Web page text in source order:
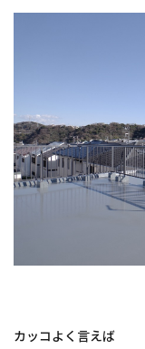
カッコよく言えば